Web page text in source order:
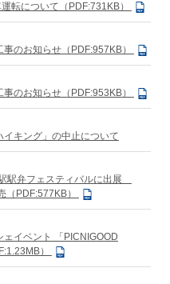
転について（PDF:731KB）
のお知らせ（PDF:957KB）
のお知らせ（PDF:953KB）
イキング」の中止について
駅弁フェスティバルに出展
（PDF:577KB）
イベント 「PICNIGOOD
）